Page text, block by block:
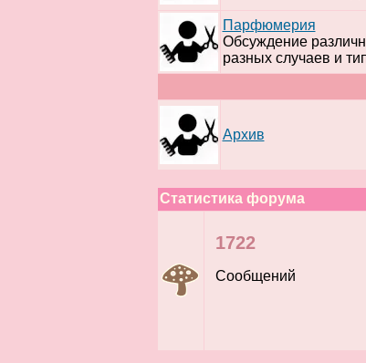
Парфюмерия
Обсуждение
разных случаев и
Архив
Статистика форума
1722
Сообщений